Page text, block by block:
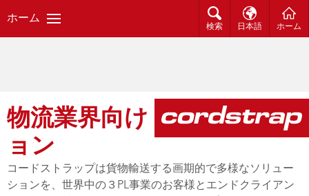
ホーム
検索 日本語 ホーム
物流業界向け ソリューシ
ョン
コードストラップは貨物輸送する画期的で多様なソリュー
ションを、世界中の３PL事業のお客様とエンドクライアン